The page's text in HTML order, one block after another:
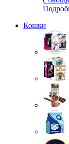
Кошки